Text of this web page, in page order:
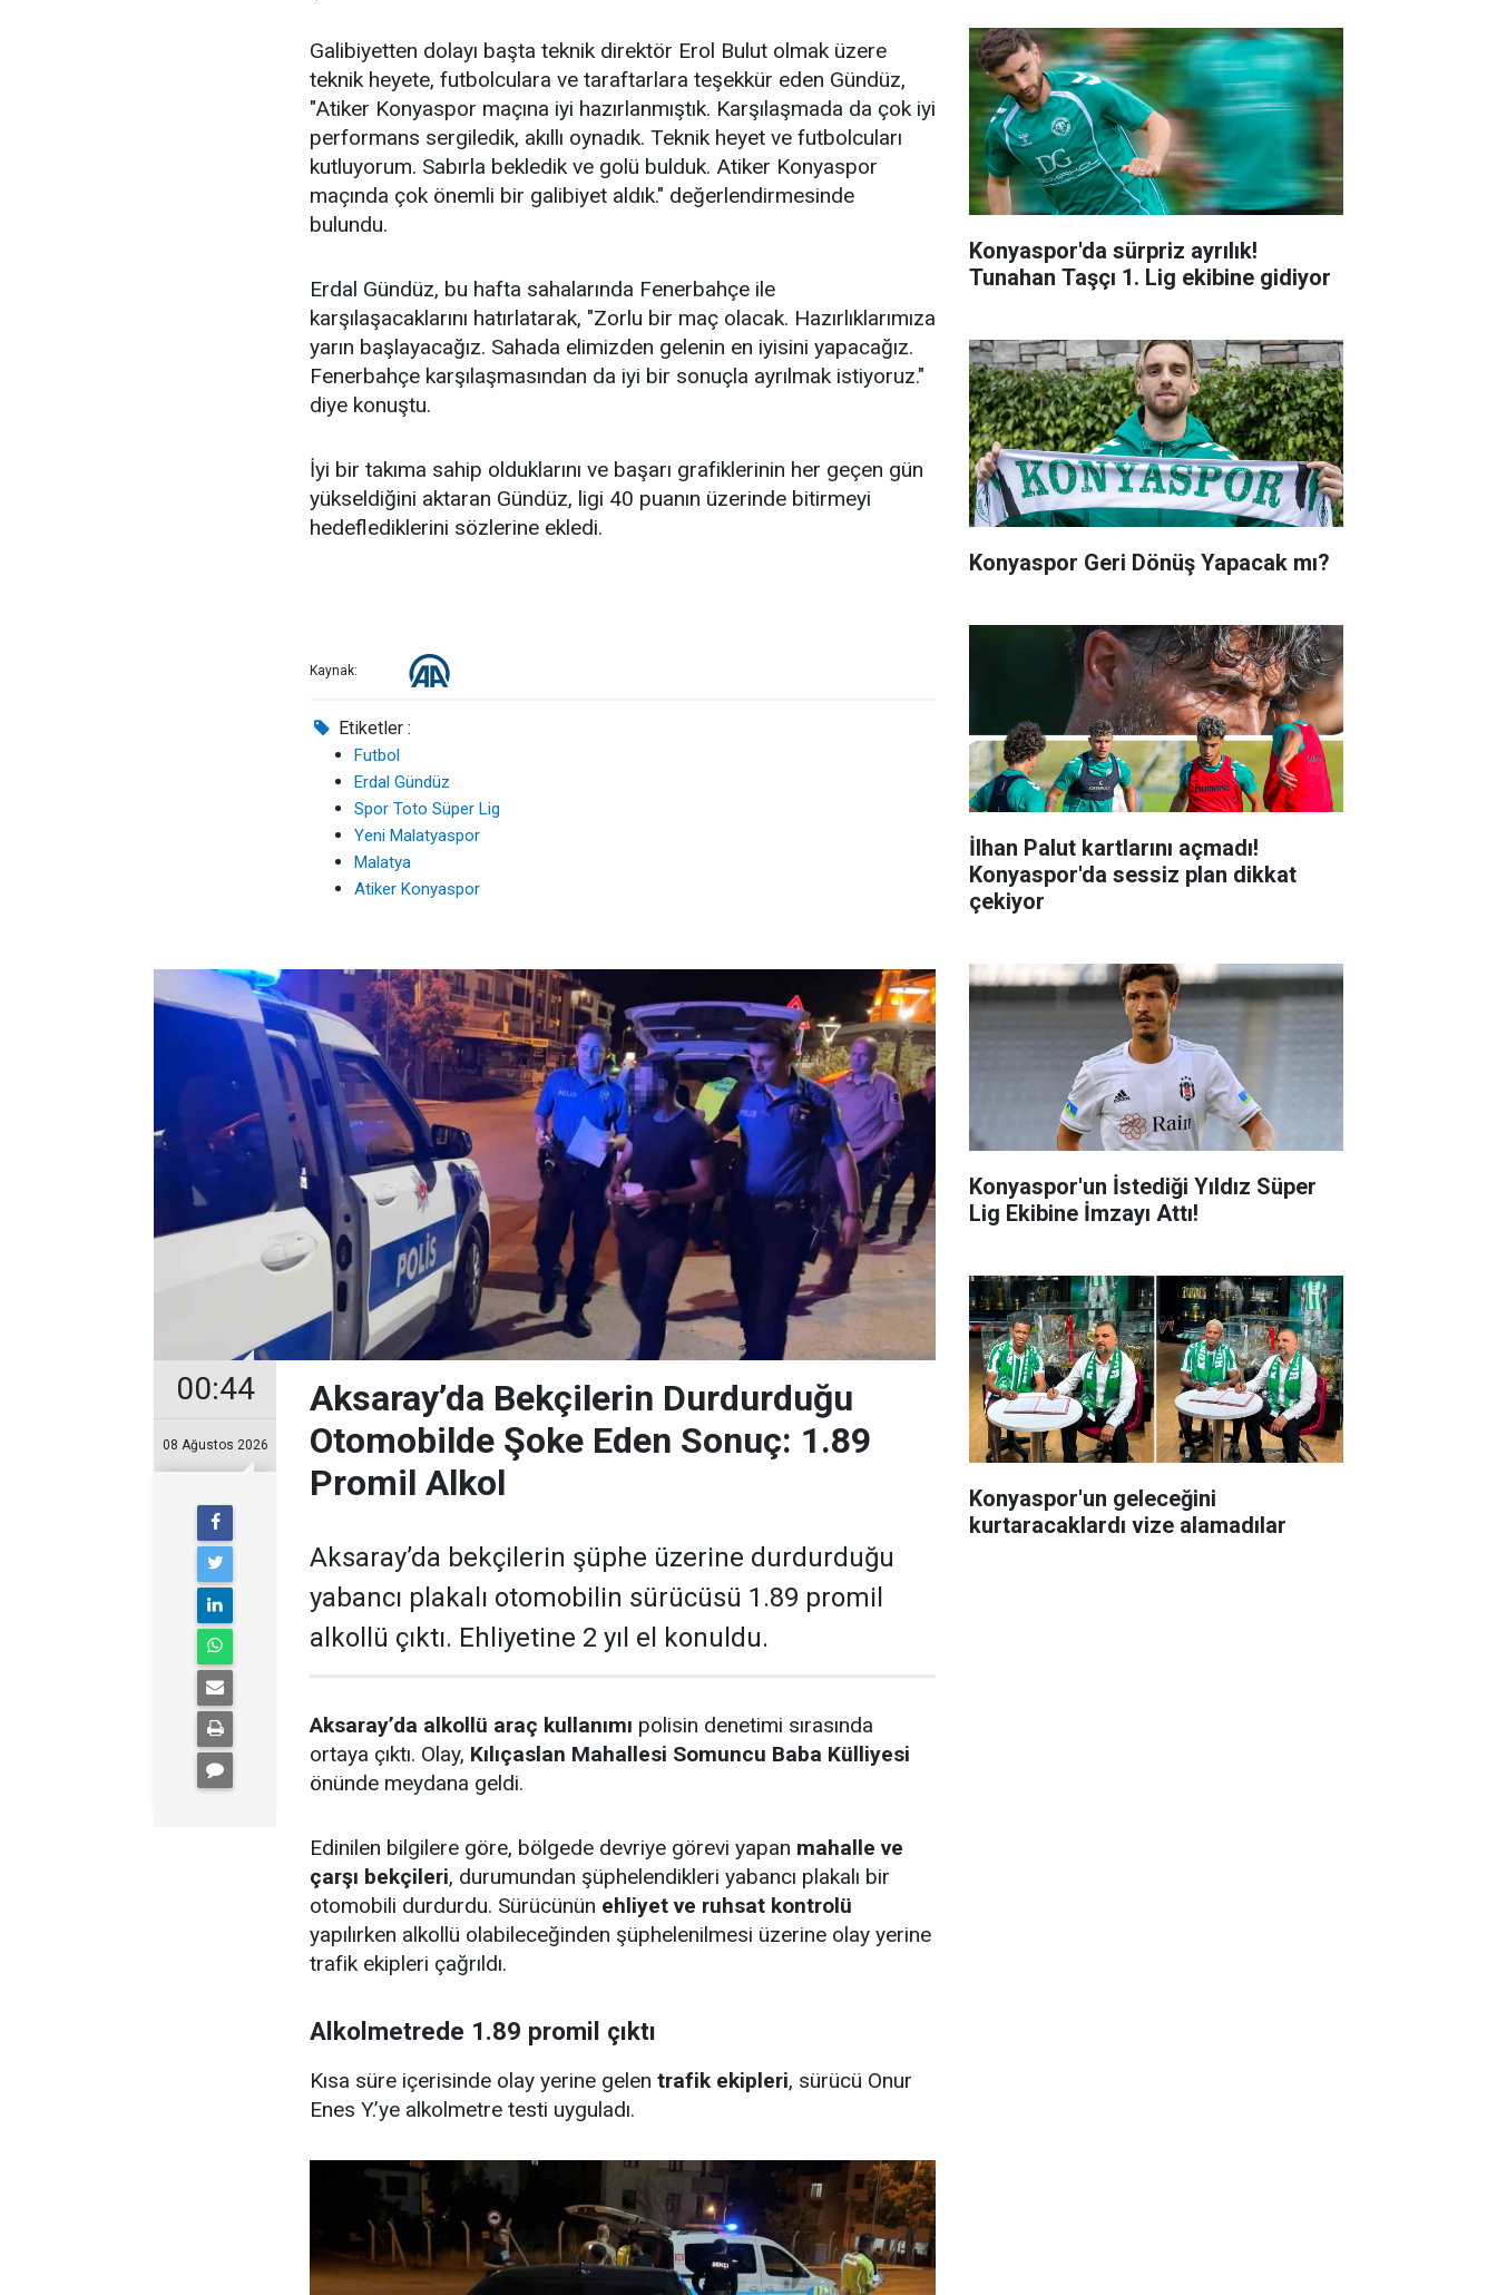
Galibiyetten dolayı başta teknik direktör Erol Bulut olmak üzere
teknik heyete, futbolculara ve taraftarlara teşekkür eden Gündüz,
"Atiker Konyaspor maçına iyi hazırlanmıştık. Karşılaşmada da çok iyi
performans sergiledik, akıllı oynadık. Teknik heyet ve futbolcuları
kutluyorum. Sabırla bekledik ve golü bulduk. Atiker Konyaspor
maçında çok önemli bir galibiyet aldık." değerlendirmesinde
bulundu.
Erdal Gündüz, bu hafta sahalarında Fenerbahçe ile
karşılaşacaklarını hatırlatarak, "Zorlu bir maç olacak. Hazırlıklarımıza
yarın başlayacağız. Sahada elimizden gelenin en iyisini yapacağız.
Fenerbahçe karşılaşmasından da iyi bir sonuçla ayrılmak istiyoruz."
diye konuştu.
İyi bir takıma sahip olduklarını ve başarı grafiklerinin her geçen gün
yükseldiğini aktaran Gündüz, ligi 40 puanın üzerinde bitirmeyi
hedeflediklerini sözlerine ekledi.
Kaynak:
Etiketler :
Futbol
Erdal Gündüz
Spor Toto Süper Lig
Yeni Malatyaspor
Malatya
Atiker Konyaspor
00:44
08 Ağustos 2026
Aksaray’da Bekçilerin Durdurduğu
Otomobilde Şoke Eden Sonuç: 1.89
Promil Alkol
Aksaray’da bekçilerin şüphe üzerine durdurduğu
yabancı plakalı otomobilin sürücüsü 1.89 promil
alkollü çıktı. Ehliyetine 2 yıl el konuldu.
Aksaray’da alkollü araç kullanımı polisin denetimi sırasında
ortaya çıktı. Olay, Kılıçaslan Mahallesi Somuncu Baba Külliyesi
önünde meydana geldi.
Edinilen bilgilere göre, bölgede devriye görevi yapan mahalle ve
çarşı bekçileri, durumundan şüphelendikleri yabancı plakalı bir
otomobili durdurdu. Sürücünün ehliyet ve ruhsat kontrolü
yapılırken alkollü olabileceğinden şüphelenilmesi üzerine olay yerine
trafik ekipleri çağrıldı.
Alkolmetrede 1.89 promil çıktı
Kısa süre içerisinde olay yerine gelen trafik ekipleri, sürücü Onur
Enes Y.’ye alkolmetre testi uyguladı.
Konyaspor'da sürpriz ayrılık!
Tunahan Taşçı 1. Lig ekibine gidiyor
Konyaspor Geri Dönüş Yapacak mı?
İlhan Palut kartlarını açmadı!
Konyaspor'da sessiz plan dikkat
çekiyor
Konyaspor'un İstediği Yıldız Süper
Lig Ekibine İmzayı Attı!
Konyaspor'un geleceğini
kurtaracaklardı vize alamadılar